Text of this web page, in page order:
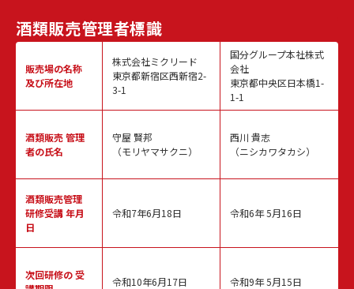
酒類販売管理者標識
販売場の名称
及び所在地
酒類販売管理
者の氏名
酒類販売管理
研修受講 年月
日
次回研修の受
株式会社ミクリード
東京都新宿区西新宿2-
3-1
守屋 賢邦
（モリヤマサクニ）
令和7年6月18日
令和10年6月17日
国分グループ本社株式
会社
東京都中央区日本橋1-
1-1
西川 貴志
（ニシカワタカシ）
令和6年 5月16日
令和9年 5月15日